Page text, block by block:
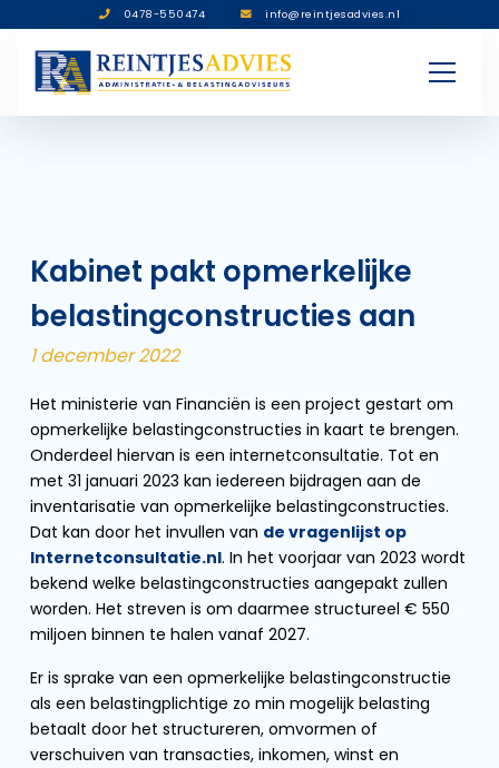
0478-550474 info@reintjesadvies.nl
Kabinet pakt opmerkelijke
belastingconstructies aan
1 december 2022
Het ministerie van Financiën is een project gestart om
opmerkelijke belastingconstructies in kaart te brengen.
Onderdeel hiervan is een internetconsultatie. Tot en
met 31 januari 2023 kan iedereen bijdragen aan de
inventarisatie van opmerkelijke belastingconstructies.
Dat kan door het invullen van de vragenlijst op
Internetconsultatie.nl. In het voorjaar van 2023 wordt
bekend welke belastingconstructies aangepakt zullen
worden. Het streven is om daarmee structureel € 550
miljoen binnen te halen vanaf 2027.
Er is sprake van een opmerkelijke belastingconstructie
als een belastingplichtige zo min mogelijk belasting
betaalt door het structureren, omvormen of
verschuiven van transacties, inkomen, winst en